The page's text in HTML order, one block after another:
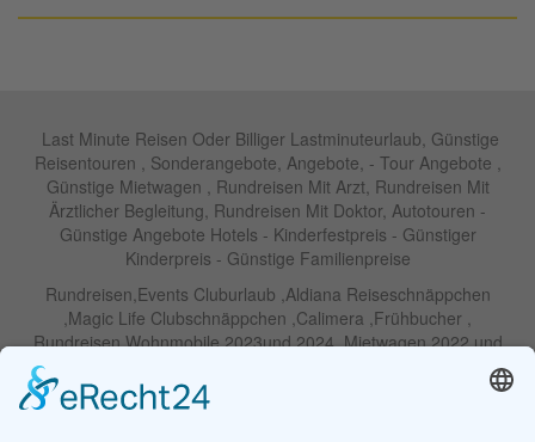
Last Minute Reisen Oder Billiger Lastminuteurlaub, Günstige
Reisentouren , Sonderangebote, Angebote, - Tour Angebote ,
Günstige Mietwagen , Rundreisen Mit Arzt, Rundreisen Mit
Ärztlicher Begleitung, Rundreisen Mit Doktor, Autotouren -
Günstige Angebote Hotels - Kinderfestpreis - Günstiger
Kinderpreis - Günstige Familienpreise
Rundreisen,Events Cluburlaub ,Aldiana Reiseschnäppchen
,Magic Life Clubschnäppchen ,Calimera ,Frühbucher ,
Rundreisen Wohnmobile 2023und 2024 ,Mietwagen 2022 und
Weihnachtreisen 2022 und 2023 , Silvesterreisen 2022 und 2032,
Namibia, Wohnmobile , Billige Angebote, Touren,Angebote Für